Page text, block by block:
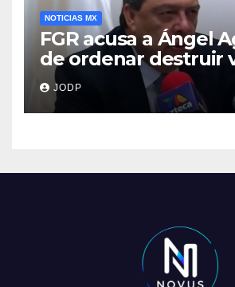
NOTICIAS MX
FGR acusa a Ángel
de ordenar destruir
clave del caso
JODP